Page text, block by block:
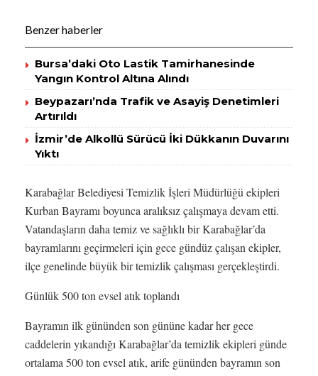
Benzer haberler
Bursa’daki Oto Lastik Tamirhanesinde
Yangın Kontrol Altına Alındı
Beypazarı’nda Trafik ve Asayiş Denetimleri
Artırıldı
İzmir’de Alkollü Sürücü İki Dükkanın Duvarını
Yıktı
Karabağlar Belediyesi Temizlik İşleri Müdürlüğü ekipleri
Kurban Bayramı boyunca aralıksız çalışmaya devam etti.
Vatandaşların daha temiz ve sağlıklı bir Karabağlar’da
bayramlarını geçirmeleri için gece gündüz çalışan ekipler,
ilçe genelinde büyük bir temizlik çalışması gerçekleştirdi.
Günlük 500 ton evsel atık toplandı
Bayramın ilk gününden son gününe kadar her gece
caddelerin yıkandığı Karabağlar’da temizlik ekipleri günde
ortalama 500 ton evsel atık, arife gününden bayramın son